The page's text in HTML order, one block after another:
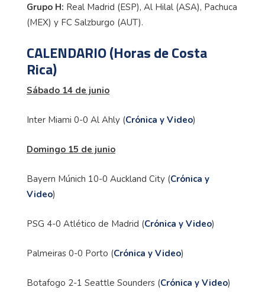
Grupo H: Real Madrid (ESP), Al Hilal (ASA), Pachuca
(MEX) y FC Salzburgo (AUT).
CALENDARIO (Horas de Costa
Rica)
Sábado 14 de junio
Inter Miami 0-0 Al Ahly (Crónica y Video)
Domingo 15 de junio
Bayern Múnich 10-0 Auckland City (Crónica y
Video)
PSG 4-0 Atlético de Madrid (Crónica y Video)
Palmeiras 0-0 Porto (Crónica y Video)
Botafogo 2-1 Seattle Sounders (Crónica y Video)